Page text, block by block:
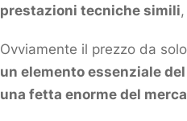
prestazioni tecniche simili
Ovviamente il prezzo da
un elemento essenziale
una fetta enorme del